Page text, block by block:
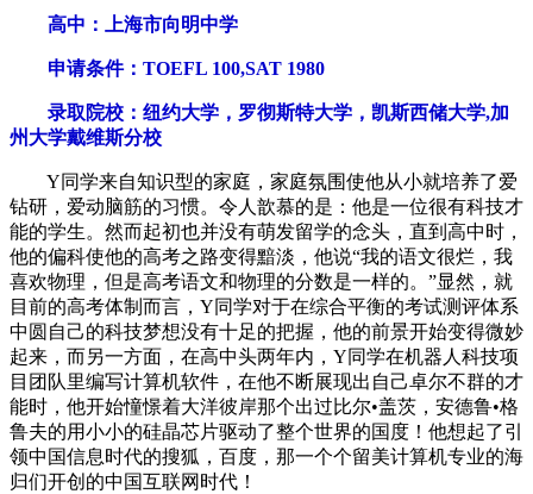
高中：上海市向明中学
申请条件：TOEFL 100,SAT 1980
录取院校：纽约大学，罗彻斯特大学，凯斯西储大学,加
州大学戴维斯分校
Y同学来自知识型的家庭，家庭氛围使他从小就培养了爱
钻研，爱动脑筋的习惯。令人歆慕的是：他是一位很有科技才
能的学生。然而起初也并没有萌发留学的念头，直到高中时，
他的偏科使他的高考之路变得黯淡，他说“我的语文很烂，我
喜欢物理，但是高考语文和物理的分数是一样的。”显然，就
目前的高考体制而言，Y同学对于在综合平衡的考试测评体系
中圆自己的科技梦想没有十足的把握，他的前景开始变得微妙
起来，而另一方面，在高中头两年内，Y同学在机器人科技项
目团队里编写计算机软件，在他不断展现出自己卓尔不群的才
能时，他开始憧憬着大洋彼岸那个出过比尔•盖茨，安德鲁•格
鲁夫的用小小的硅晶芯片驱动了整个世界的国度！他想起了引
领中国信息时代的搜狐，百度，那一个个留美计算机专业的海
归们开创的中国互联网时代！